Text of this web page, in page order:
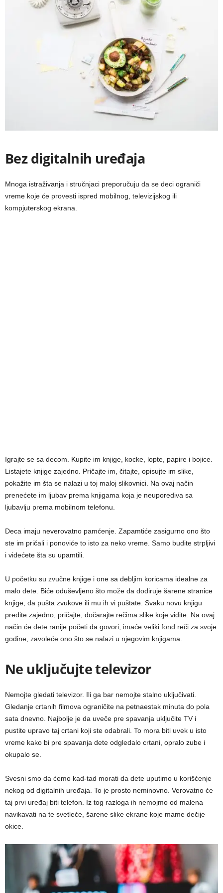
Bez digitalnih uređaja
Mnoga istraživanja i stručnjaci preporučuju da se deci ograniči
vreme koje će provesti ispred mobilnog, televizijskog ili
kompjuterskog ekrana.
Igrajte se sa decom. Kupite im knjige, kocke, lopte, papire i bojice.
Listajete knjige zajedno. Pričajte im, čitajte, opisujte im slike,
pokažite im šta se nalazi u toj maloj slikovnici. Na ovaj način
prenećete im ljubav prema knjigama koja je neuporediva sa
ljubavlju prema mobilnom telefonu.
Deca imaju neverovatno pamćenje. Zapamtiće zasigurno ono što
ste im pričali i ponoviće to isto za neko vreme. Samo budite strpljivi
i videćete šta su upamtili.
U početku su zvučne knjige i one sa debljim koricama idealne za
malo dete. Biće oduševljeno što može da dodiruje šarene stranice
knjige, da pušta zvukove ili mu ih vi puštate. Svaku novu knjigu
pređite zajedno, pričajte, dočarajte rečima slike koje vidite. Na ovaj
način će dete ranije početi da govori, imaće veliki fond reči za svoje
godine, zavoleće ono što se nalazi u njegovim knjigama.
Ne uključujte televizor
Nemojte gledati televizor. Ili ga bar nemojte stalno uključivati.
Gledanje crtanih filmova ograničite na petnaestak minuta do pola
sata dnevno. Najbolje je da uveče pre spavanja uključite TV i
pustite upravo taj crtani koji ste odabrali. To mora biti uvek u isto
vreme kako bi pre spavanja dete odgledalo crtani, opralo zube i
okupalo se.
Svesni smo da ćemo kad-tad morati da dete uputimo u korišćenje
nekog od digitalnih uređaja. To je prosto neminovno. Verovatno će
taj prvi uređaj biti telefon. Iz tog razloga ih nemojmo od malena
navikavati na te svetleće, šarene slike ekrane koje mame dečije
okice.